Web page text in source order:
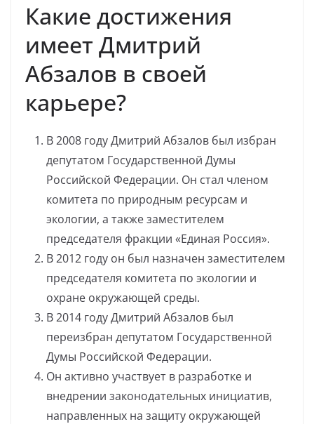
Какие достижения
имеет Дмитрий
Абзалов в своей
карьере?
В 2008 году Дмитрий Абзалов был избран
депутатом Государственной Думы
Российской Федерации. Он стал членом
комитета по природным ресурсам и
экологии, а также заместителем
председателя фракции «Единая Россия».
В 2012 году он был назначен заместителем
председателя комитета по экологии и
охране окружающей среды.
В 2014 году Дмитрий Абзалов был
переизбран депутатом Государственной
Думы Российской Федерации.
Он активно участвует в разработке и
внедрении законодательных инициатив,
направленных на защиту окружающей